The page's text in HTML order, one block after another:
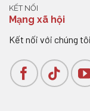
KẾT NỐI
Mạng xã hội
Kết nối với chúng